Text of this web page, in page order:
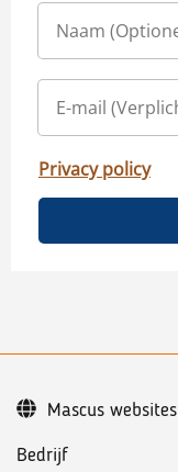
Privacy policy
Bedrijf
Mascus websites